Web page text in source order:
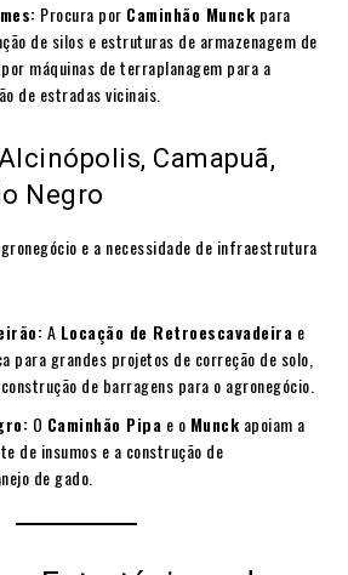
Procura por Caminhão Munck para
de silos e estruturas de armazenagem de
máquinas de terraplanagem para a
de estradas vicinais.
Camapuã,
Negro
e a necessidade de infraestrutura
A Locação de Retroescavadeira e
para grandes projetos de correção de solo,
de barragens para o agronegócio.
O Caminhão Pipa e o Munck apoiam a
de insumos e a construção de
de gado.